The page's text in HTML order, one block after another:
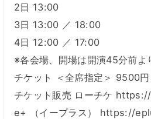
2日 13:00
3日 13:00 ／ 18:00
4日 12:00 ／ 17:00
※各会場、開場は開演45分前よ
チケット ＜全席指定＞ 9500
チケット販売 ローチケ
e+ （イープラス） https://